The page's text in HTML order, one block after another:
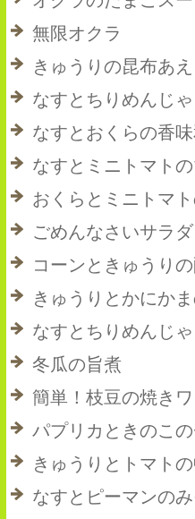
無限オクラ
きゅうりの昆布あえ
なすとちりめんじ
なすとおくらの香味
なすとミニトマト
おくらとミニトマ
ごめんなさいサラダ
コーンときゅうり
きゅうりとかにか
なすとちりめんじ
冬瓜の旨煮
簡単！枝豆の焼き
パプリカときのこ
きゅうりとトマトの
なすとピーマンの